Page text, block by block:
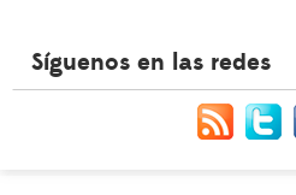
Síguenos en las redes